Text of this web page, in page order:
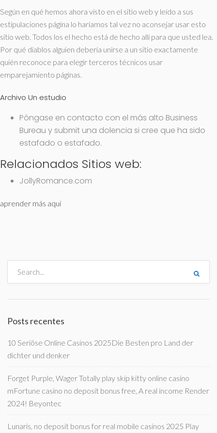
Según en qué hemos ahora visto en el sitio web y leído a sus
estipulaciones página lo haríamos tal vez no aconsejar usar esto
sitio web. Todos los el hecho está de hecho allí para que usted lea.
Por qué diablos alguien debería unirse a un sitio exactamente
quién reconoce para elegir terceros técnicos usar
emparejamiento páginas.
Archivo Un estudio
Póngase en contacto con el más alto Business
Bureau y submit una dolencia si cree que ha sido
estafado o estafado.
Relacionados Sitios web:
JollyRomance.com
aprender más aquí
Posts recentes
10 Seriöse Online Casinos 2025Die Besten pro Land der
dichter und denker
Forget Purple, Wager Totally play skip kitty online casino
mFortune casino no deposit bonus free, A real income Render
2024! Beyontec
Lunaris, no deposit bonus for real mobile casinos 2025 Play